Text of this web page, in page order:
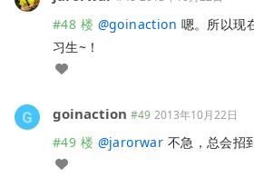
#48 楼 @goinaction 嗯。所以现
习生~！
goinaction #49 2013年10月22日
#49 楼 @jarorwar 不急，总会招